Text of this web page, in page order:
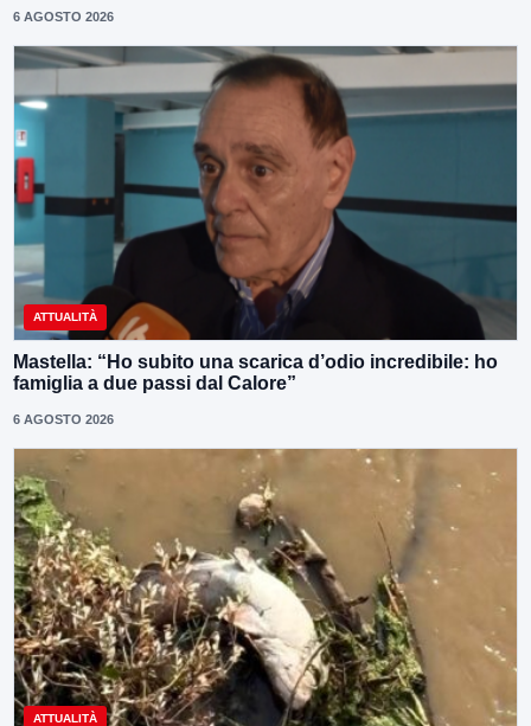
6 AGOSTO 2026
ATTUALITÀ
Mastella: “Ho subito una scarica d’odio incredibile: ho
famiglia a due passi dal Calore”
6 AGOSTO 2026
ATTUALITÀ